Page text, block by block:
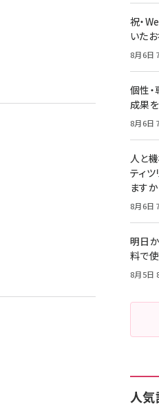
祝・
いたお
8月6日
個性
成果
8月6日
人と
ティ
ます
8月6日
明日
料で
8月5日
人